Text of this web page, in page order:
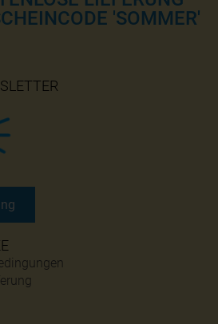
'SOMMER'